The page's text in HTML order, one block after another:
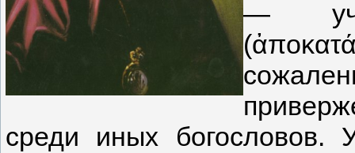
—
среди иных богословов.